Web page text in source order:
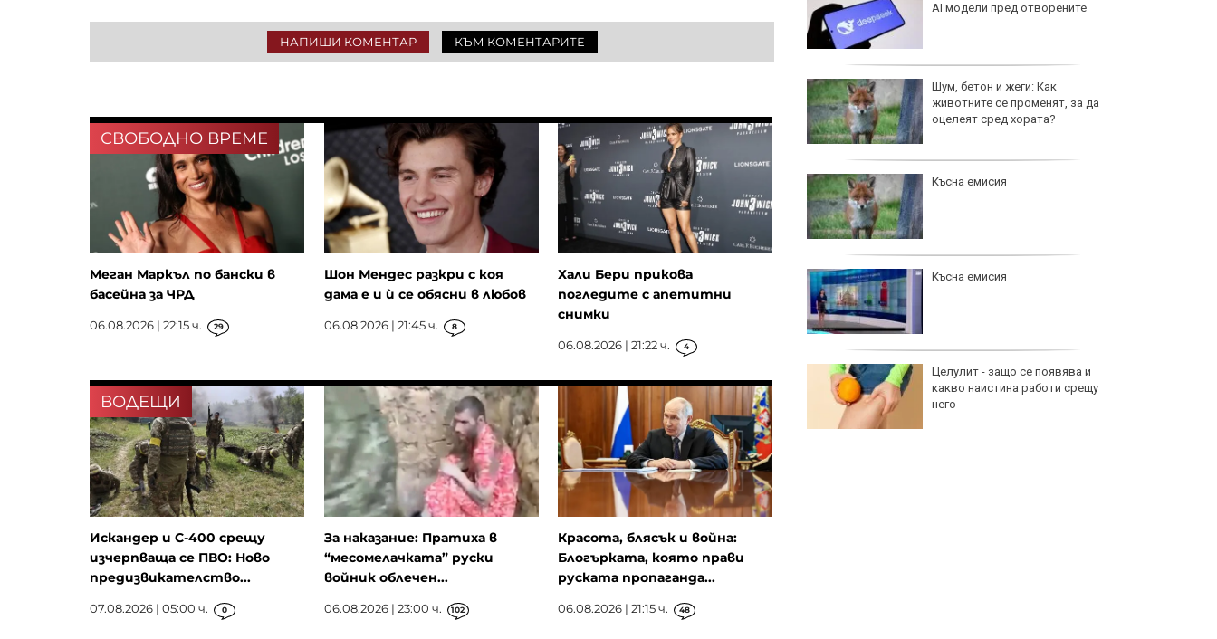
НАПИШИ КОМЕНТАР КЪМ КОМЕНТАРИТЕ
отново се устреми нагоре
първото полугодие
В Европа работят над 10 хил.
пивоварни, в България те са 42
Пазарният регулатор на ЕС ще
оценява управлението на риска
в управляващите дружества
за морски вятърни паркове в
САЩ
AI модели пред отворените
Шум, бетон и жеги: Как
животните се променят, за да
оцелеят сред хората?
Късна емисия
Късна емисия
Целулит - защо се появява и
какво наистина работи срещу
него
СВОБОДНО ВРЕМЕ
Меган Маркъл по бански в
басейна за ЧРД
06.08.2026 | 22:15 ч. 29
Шон Мендес разкри с коя
дама е и ѝ се обясни в любов
06.08.2026 | 21:45 ч. 8
Хали Бери прикова
погледите с апетитни
снимки
06.08.2026 | 21:22 ч. 4
ВОДЕЩИ
Искандер и С-400 срещу
изчерпваща се ПВО: Ново
предизвикателство...
07.08.2026 | 05:00 ч. 0
За наказание: Пратиха в
“месомелачката” руски
войник облечен...
06.08.2026 | 23:00 ч. 102
Красота, блясък и война:
Блогърката, която прави
руската пропаганда...
06.08.2026 | 21:15 ч. 48